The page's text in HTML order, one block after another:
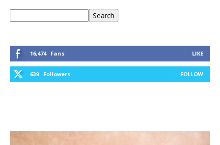
Search
16,474 Fans LIKE
639 Followers FOLLOW